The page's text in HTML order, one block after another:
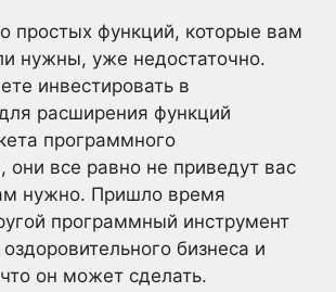
простых функций, которые вам
нужны, уже недостаточно.
инвестировать в
расширения функций
программного
они все равно не приведут вас
нужно. Пришло время
программный инструмент
бизнеса и
он может сделать.